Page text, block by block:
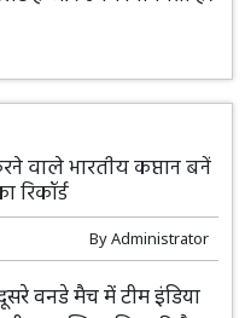
हैं और उनमें विविधता है।
भारतीय कप्तान बनें
रिकॉर्ड
ByAdministrator